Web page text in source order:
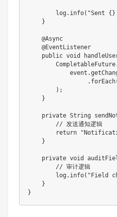
        log
. info( "Sent
}
@Async
@EventListener
public void
CompletableFuture
            event
.
. forEach
) ;
}
private String
// 发送通知逻辑
return
}
private void
// 审计逻辑
        log
. info( "Field
}
}